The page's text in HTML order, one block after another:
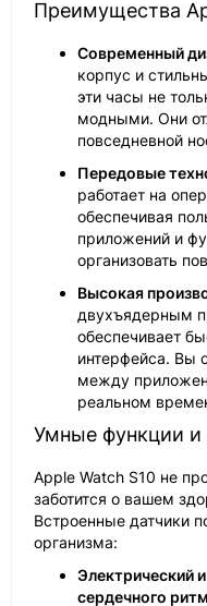
Преимущества
Современный
корпус и
эти часы не
модными. Они
повседневной
Передовые
работает на
обеспечивая
приложений и
организовать
Высокая
двухъядерным
обеспечивает
интерфейса. Вы
между
реальном
Умные функции и
Apple Watch S10 не
заботится о вашем
Встроенные датчики
организма:
Электрический
сердечного